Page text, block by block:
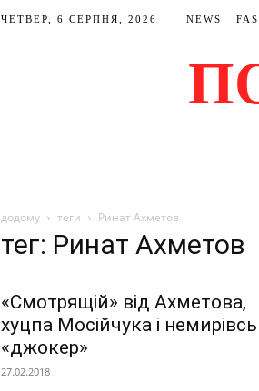
ЧЕТВЕР, 6 СЕРПНЯ, 2026 NEWS
додому теги Ринат Ахметов
тег: Ринат Ахметов
«Смотрящій» від Ахметова,
хуцпа Мосійчука і
«джокер»
27.02.2018